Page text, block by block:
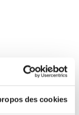
des cookies
plein